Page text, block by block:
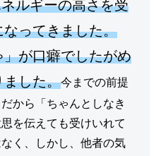
ルギーの高さを受
ってきました。
が口癖でしたがめ
ました。今までの前提
から「ちゃんとしなき
を伝えても受けいれて
く、しかし、他者の気